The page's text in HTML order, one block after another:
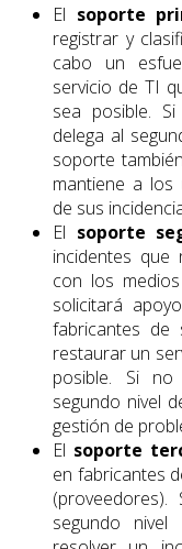
El soporte
registrar y
cabo un
servicio de TI
sea posible.
delega al
soporte
mantiene a los
de sus
El soporte
incidentes
con los
solicitará
fabricantes de
restaurar un
posible. Si
segundo nivel
gestión de
El soporte
en fabricantes
segundo